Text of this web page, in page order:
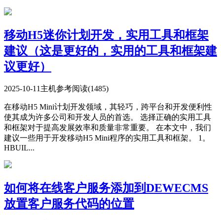
移动H5迷你计划开发，实用工具和框架
建议（这是更好的，实用的工具和框架建
议更好）
2025-10-11主机参考阅读(1485)
在移动H5 Mini计划开发领域，其轻巧，跨平台和开发便利性
使其成为许多公司和开发人员的首选。 选择正确的实用工具
和框架对于提高发展效率和质量非常重要。 在本文中，我们
建议一些用于开发移动H5 Mini程序的实用工具和框架。 1。
HBUIL...
如何将在线客户服务添加到DEWECMS
放置客户服务代码的位置